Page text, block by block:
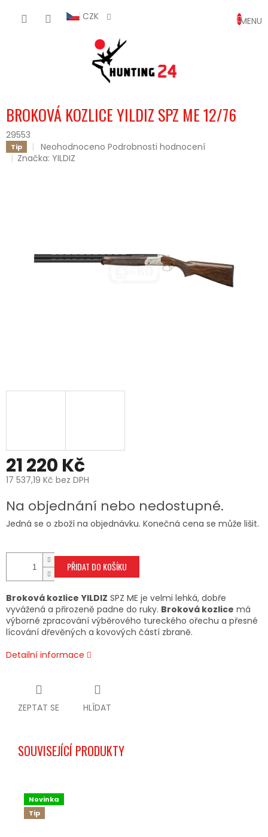
CZK
KOŠÍK
BROKOVÁ KOZLICE YILDIZ SPZ ME 12/76
29553
Tip
Průměrné
hodnocení
Neohodnoceno Podrobnosti hodnocení
Značka:YILDIZ
21 220 Kč
17 537,19 Kč bez DPH
cena:
Na objednání nebo nedostupné.
Jedná se o zboží na objednávku. Konečná cena se může lišit.
PŘIDAT DO KOŠÍKU
Broková kozlice YILDIZ SPZ ME je velmi lehká, dobře
vyvážená a přirozeně padne do ruky. Broková kozlice má
výborné zpracování výběrového tureckého ořechu a přesné
lícování dřevěných a kovových částí zbraně.
Detailní informace
ZEPTAT SE HLÍDAT
SOUVISEJÍCÍ PRODUKTY
Novinka
Tip